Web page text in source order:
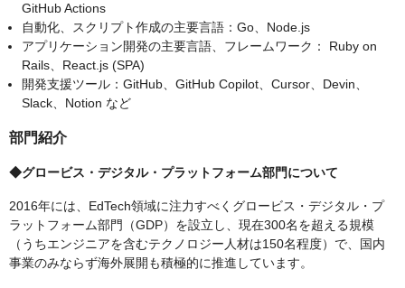
GitHub Actions
自動化、スクリプト作成の主要言語：Go、Node.js
アプリケーション開発の主要言語、フレームワーク： Ruby on
Rails、React.js (SPA)
開発支援ツール：GitHub、GitHub Copilot、Cursor、Devin、
Slack、Notion など
部門紹介
◆グロービス・デジタル・プラットフォーム部門について
2016年には、EdTech領域に注力すべくグロービス・デジタル・プ
ラットフォーム部門（GDP）を設立し、現在300名を超える規模
（うちエンジニアを含むテクノロジー人材は150名程度）で、国内
事業のみならず海外展開も積極的に推進しています。